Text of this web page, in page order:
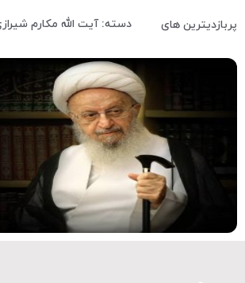
پربازدیترین های دسته: آیت الله مکارم شیرازی
سلسله دروس اخلاق صوت